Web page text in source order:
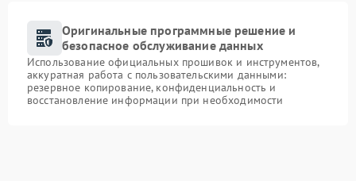
Оригинальные программные решение и
безопасное обслуживание данных
Использование официальных прошивок и инструментов,
аккуратная работа с пользовательскими данными:
резервное копирование, конфиденциальность и
восстановление информации при необходимости